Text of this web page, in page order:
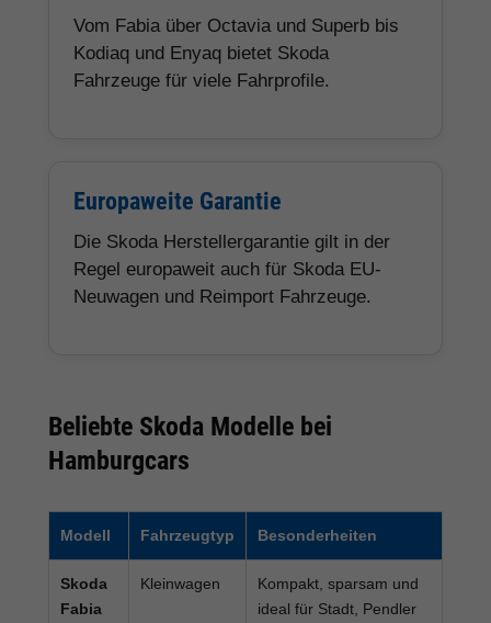
Vom Fabia über Octavia und Superb bis
Kodiaq und Enyaq bietet Skoda
Fahrzeuge für viele Fahrprofile.
Europaweite Garantie
Die Skoda Herstellergarantie gilt in der
Regel europaweit auch für Skoda EU-
Neuwagen und Reimport Fahrzeuge.
Beliebte Skoda Modelle bei
Hamburgcars
Modell Fahrzeugtyp Besonderheiten
Skoda
Fabia
Kleinwagen
Kompakt, sparsam und
ideal für Stadt, Pendler